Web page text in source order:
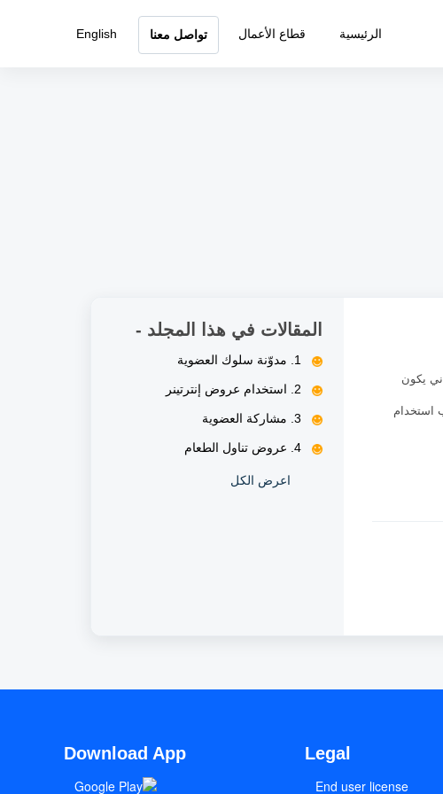
الرئيسية قطاع الأعمال تواصل معنا English
يكون
استخدام
المقالات في هذا المجلد -
1. مدوّنة سلوك العضوية
2. استخدام عروض إنترتينر
3. ​مشاركة العضوية
4. عروض تناول الطعام
اعرض الكل
Legal
End user license
Download App